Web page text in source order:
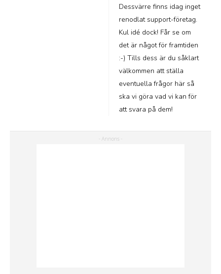
Dessvärre finns idag inget
renodlat support-företag.
Kul idé dock! Får se om
det är något för framtiden
:-) Tills dess är du såklart
välkommen att ställa
eventuella frågor här så
ska vi göra vad vi kan för
att svara på dem!